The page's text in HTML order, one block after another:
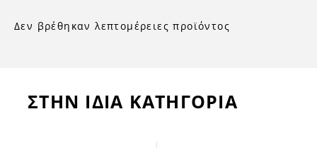
Δεν βρέθηκαν λεπτομέρειες προϊόντος
ΣΤΗΝ ΙΔΙΑ ΚΑΤΗΓΟΡΙΑ